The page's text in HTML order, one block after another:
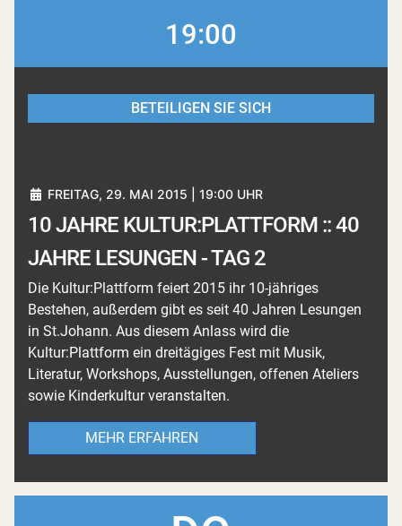
19:00
BETEILIGEN SIE SICH
FREITAG, 29. MAI 2015 | 19:00 UHR
10 JAHRE KULTUR:PLATTFORM :: 40
JAHRE LESUNGEN - TAG 2
Die Kultur:Plattform feiert 2015 ihr 10-jähriges
Bestehen, außerdem gibt es seit 40 Jahren Lesungen
in St.Johann. Aus diesem Anlass wird die
Kultur:Plattform ein dreitägiges Fest mit Musik,
Literatur, Workshops, Ausstellungen, offenen Ateliers
sowie Kinderkultur veranstalten.
MEHR ERFAHREN